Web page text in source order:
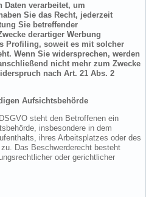
Daten verarbeitet, um
Sie das Recht, jederzeit
Sie betreffender
derartiger Werbung
Profiling, soweit es mit solcher
Wenn Sie widersprechen, werden
nicht mehr zum Zwecke
nach Art. 21 Abs. 2
Aufsichtsbehörde
steht den Betroffenen ein
insbesondere in dem
ihres Arbeitsplatzes oder des
Das Beschwerderecht besteht
oder gerichtlicher